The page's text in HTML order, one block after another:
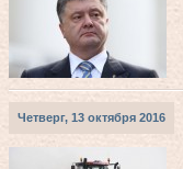
Четверг, 13 октября 2016